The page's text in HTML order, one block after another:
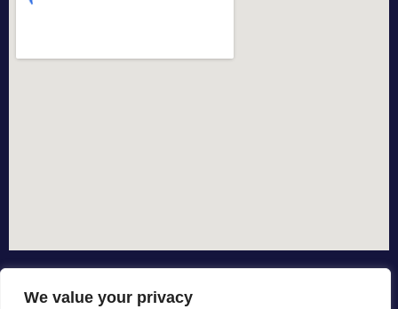
We value your privacy